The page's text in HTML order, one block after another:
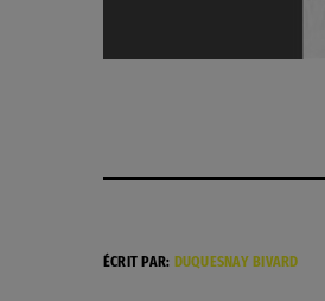
ÉCRIT PAR: DUQUESNAY BIVARD